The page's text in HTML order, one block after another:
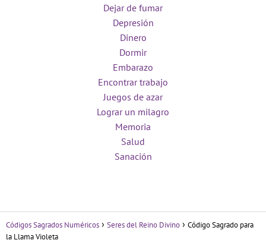
Dejar de fumar
Depresión
Dinero
Dormir
Embarazo
Encontrar trabajo
Juegos de azar
Lograr un milagro
Memoria
Salud
Sanación
Códigos Sagrados Numéricos Seres del Reino Divino
Código Sagrado para
la Llama Violeta